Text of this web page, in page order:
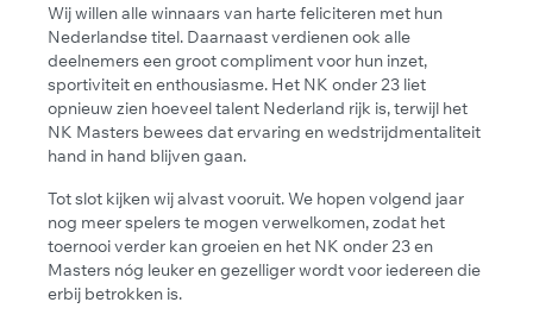
Wij willen alle winnaars van harte feliciteren met hun
Nederlandse titel. Daarnaast verdienen ook alle
deelnemers een groot compliment voor hun inzet,
sportiviteit en enthousiasme. Het NK onder 23 liet
opnieuw zien hoeveel talent Nederland rijk is, terwijl het
NK Masters bewees dat ervaring en wedstrijdmentaliteit
hand in hand blijven gaan.
Tot slot kijken wij alvast vooruit. We hopen volgend jaar
nog meer spelers te mogen verwelkomen, zodat het
toernooi verder kan groeien en het NK onder 23 en
Masters nóg leuker en gezelliger wordt voor iedereen die
erbij betrokken is.